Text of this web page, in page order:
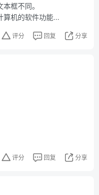
框不同。
算机的软件功能...
评分 回复 分享
评分 回复 分享